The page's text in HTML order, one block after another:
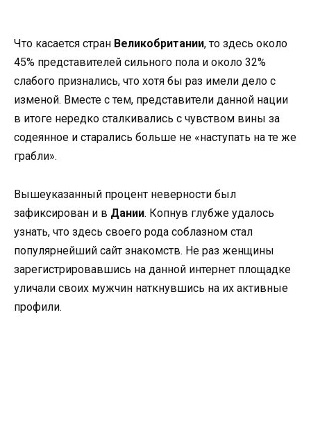
Что касается стран Великобритании, то здесь около
45% представителей сильного пола и около 32%
слабого признались, что хотя бы раз имели дело с
изменой. Вместе с тем, представители данной нации
в итоге нередко сталкивались с чувством вины за
содеянное и старались больше не «наступать на те же
грабли».
Вышеуказанный процент неверности был
зафиксирован и в Дании. Копнув глубже удалось
узнать, что здесь своего рода соблазном стал
популярнейший сайт знакомств. Не раз женщины
зарегистрировавшись на данной интернет площадке
уличали своих мужчин наткнувшись на их активные
профили.